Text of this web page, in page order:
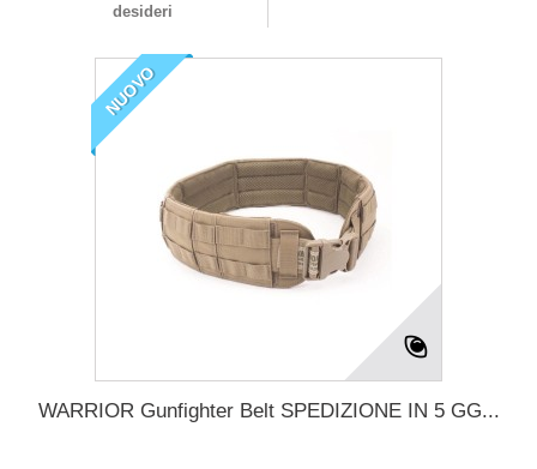
desideri
NUOVO
WARRIOR Gunfighter Belt SPEDIZIONE IN 5 GG...